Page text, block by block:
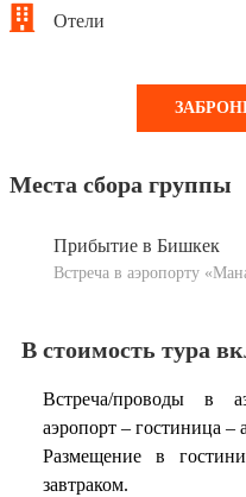
Завтрак, обед
раскинувшиеся по
Возвращение в Каракол.
Возвращение в
Ночь в гостинице.
Завтрак, обед
Отели
Отель Каракола
Грин Ярд / Амир или
Места сбора группы
Прибытие в Бишкек
Встреча в аэропорту
В стоимость тура
Встреча/проводы в
аэропорт – гостиница –
Размещение в
завтраком.